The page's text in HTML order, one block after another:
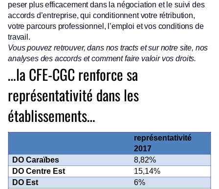
peser plus efficacement dans la négociation et le suivi des
accords d’entreprise, qui conditionnent votre rétribution,
votre parcours professionnel, l’emploi et vos conditions de
travail.
Vous pouvez retrouver, dans nos tracts et sur notre site, nos
analyses des accords et comment faire valoir vos droits.
…la CFE-CGC renforce sa
représentativité dans les
établissements…
représentativité
2017
DO Caraïbes
8,82%
DO Centre Est
15,14%
DO Est
6%